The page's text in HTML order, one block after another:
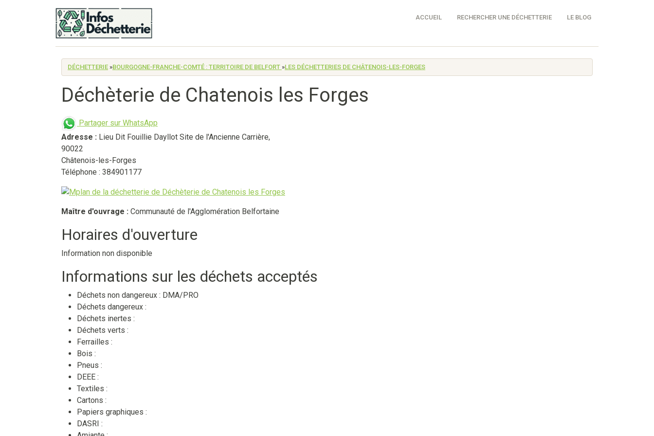
ACCUEIL RECHERCHER UNE DÉCHETTERIE LE BLOG
DÉCHETTERIE »BOURGOGNE-FRANCHE-COMTÉ : TERRITOIRE DE BELFORT »LES DÉCHETTERIES DE CHÂTENOIS-LES-FORGES
Déchèterie de Chatenois les Forges
Partager sur WhatsApp
Adresse : Lieu Dit Fouillie Dayllot Site de l'Ancienne Carrière,
90022
Châtenois-les-Forges
Téléphone : 384901177
Maître d'ouvrage : Communauté de l'Agglomération Belfortaine
Horaires d'ouverture
Information non disponible
Informations sur les déchets acceptés
Déchets non dangereux : DMA/PRO
Déchets dangereux :
Déchets inertes :
Déchets verts :
Ferrailles :
Bois :
Pneus :
DEEE :
Textiles :
Cartons :
Papiers graphiques :
DASRI :